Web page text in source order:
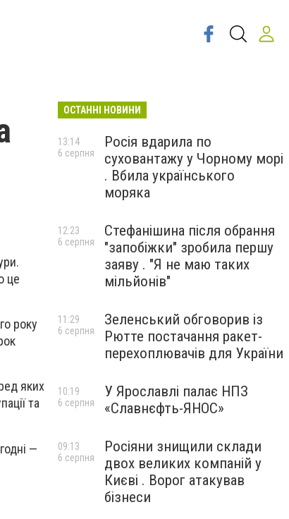
це
року
яких
та
—
ОСТАННІ НОВИНИ
Росія вдарила по
суховантажу у Чорному морі
. Вбила українського
моряка
13:14
6 серпня
Стефанішина після обрання
"запобіжки" зробила першу
заяву . "Я не маю таких
мільйонів"
12:23
6 серпня
Зеленський обговорив із
Рютте постачання ракет-
перехоплювачів для України
11:29
6 серпня
У Ярославлі палає НПЗ
«Славнєфть-ЯНОС»
10:19
6 серпня
Росіяни знищили склади
двох великих компаній у
Києві . Ворог атакував
бізнеси
09:13
6 серпня